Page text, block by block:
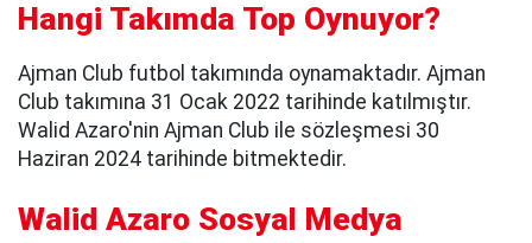
Hangi Takımda Top Oynuyor?
Ajman Club futbol takımında oynamaktadır. Ajman
Club takımına 31 Ocak 2022 tarihinde katılmıştır.
Walid Azaro'nin Ajman Club ile sözleşmesi 30
Haziran 2024 tarihinde bitmektedir.
Walid Azaro Sosyal Medya